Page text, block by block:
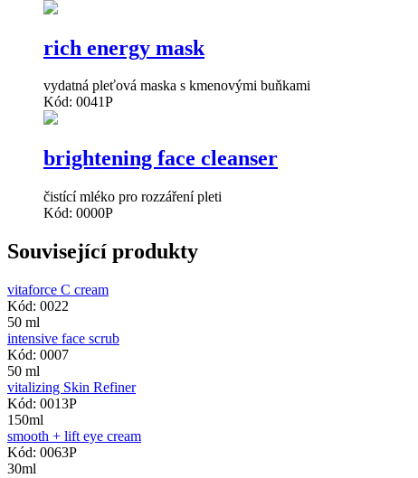
rich energy mask
vydatná pleťová maska s kmenovými buňkami
Kód: 0041P
brightening face cleanser
čistící mléko pro rozzáření pleti
Kód: 0000P
Související produkty
vitaforce C cream
Kód: 0022
50 ml
intensive face scrub
Kód: 0007
50 ml
vitalizing Skin Refiner
Kód: 0013P
150ml
smooth + lift eye cream
Kód: 0063P
30ml